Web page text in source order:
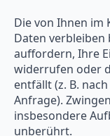
Die von Ihnen
Daten verbleiben
auffordern, Ihre
widerrufen oder
entfällt (z. B.
Anfrage).
insbesondere
unberührt.